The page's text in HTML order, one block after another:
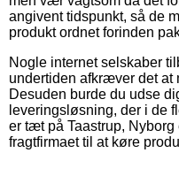
angivent tidspunkt, så de
produkt ordnet forinden
Nogle internet selskaber
undertiden afkræver det at
Desuden burde du udse
leveringsløsning, der i de
er tæt på Taastrup,
fragtfirmaet til at køre